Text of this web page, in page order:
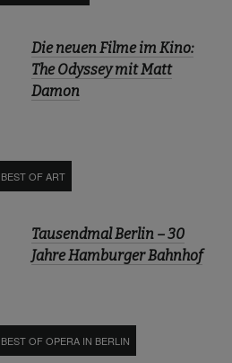
Die neuen Filme im Kino:
The Odyssey mit Matt
Damon
BEST OF ART
Tausendmal Berlin – 30
Jahre Hamburger Bahnhof
BEST OF OPERA IN BERLIN